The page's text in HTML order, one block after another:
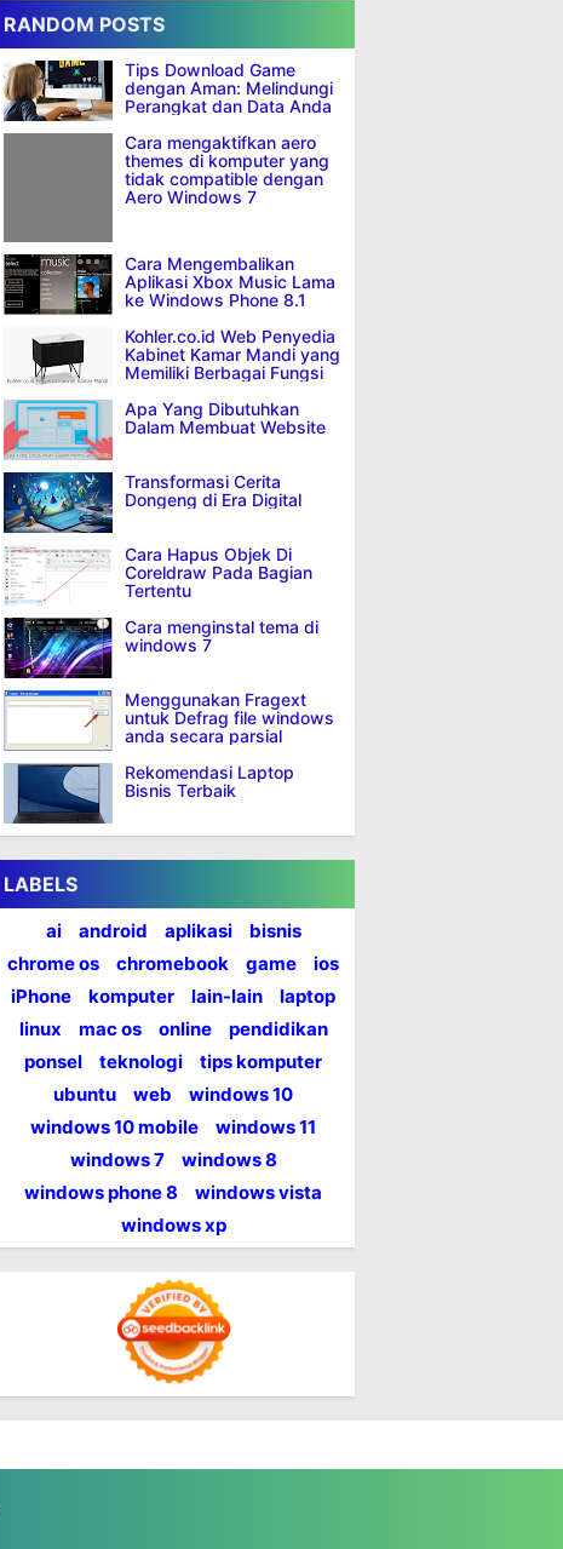
RANDOM POSTS
Tips Download Game
dengan Aman: Melindungi
Perangkat dan Data Anda
Cara mengaktifkan aero
themes di komputer yang
tidak compatible dengan
Aero Windows 7
Cara Mengembalikan
Aplikasi Xbox Music Lama
ke Windows Phone 8.1
Kohler.co.id Web Penyedia
Kabinet Kamar Mandi yang
Memiliki Berbagai Fungsi
Apa Yang Dibutuhkan
Dalam Membuat Website
Transformasi Cerita
Dongeng di Era Digital
Cara Hapus Objek Di
Coreldraw Pada Bagian
Tertentu
Cara menginstal tema di
windows 7
Menggunakan Fragext
untuk Defrag file windows
anda secara parsial
Rekomendasi Laptop
Bisnis Terbaik
LABELS
ai android aplikasi
bisnis
chrome os
chromebook game
ios
iPhone
komputer lain-lain
laptop
linux
mac os online
pendidikan
ponsel
teknologi
tips komputer
ubuntu
web
windows 10
windows 10 mobile
windows 11
windows 7
windows 8
windows phone 8
windows vista
windows xp